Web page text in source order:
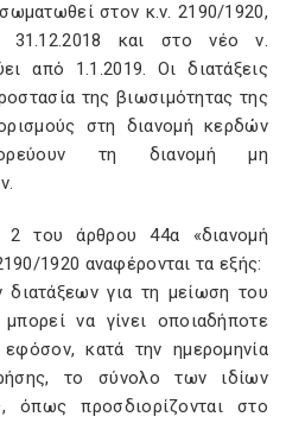
στον κ.ν. 2190/1920,
31.12.2018 και στο νέο ν.
από 1.1.2019. Οι διατάξεις
της βιωσιμότητας της
στη διανομή κερδών
τη διανομή μη
του άρθρου 44α «διανομή
1920 αναφέρονται τα εξής:
για τη μείωση του
να γίνει οποιαδήποτε
κατά την ημερομηνία
το σύνολο των ιδίων
όπως προσδιορίζονται στο